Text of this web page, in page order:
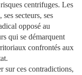
centrifuges. Les
secteurs, ses
opposé au
qui se démarquent
confrontés aux
sur ces contradictions,